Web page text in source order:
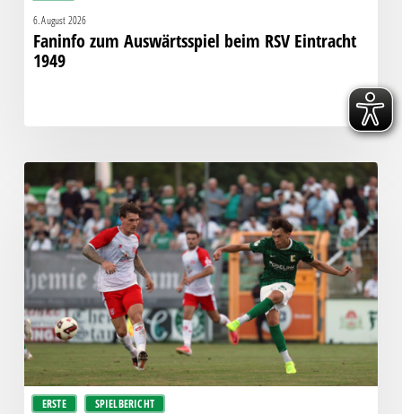
6. August 2026
Faninfo zum Auswärtsspiel beim RSV Eintracht
1949
ERSTE SPIELBERICHT
Pleite:
Chemie
kassiert
späten
Knockout
gegen
Halle